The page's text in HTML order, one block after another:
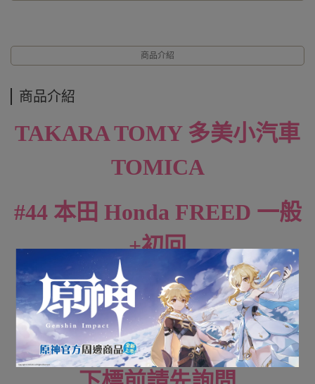
商品介紹
商品介紹
TAKARA TOMY 多美小汽車
TOMICA
#44 本田 Honda FREED 一般
+初回
有新車貼
全新未拆封